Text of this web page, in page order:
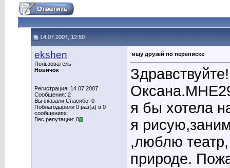
14.07.2007, 12:50
ekshen
Пользователь
Новичок
Регистрация: 14.07.2007
Сообщения: 2
Вы сказали Спасибо: 0
Поблагодарили 0 раз(а) в 0
сообщениях
Вес репутации: 0
ищу друзей по переписке
я бы хотела
я
,люблю
природе.